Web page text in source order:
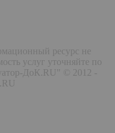
ресурс не
услуг уточняйте по
ДоК.RU" © 2012 -